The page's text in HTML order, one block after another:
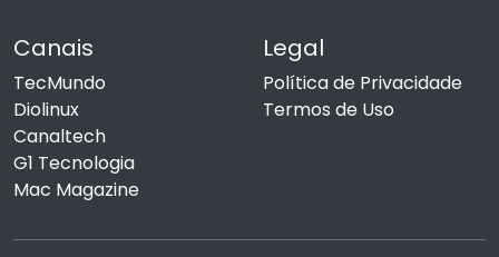
Canais
TecMundo
Diolinux
Canaltech
G1 Tecnologia
Mac Magazine
Legal
Política de Privacidade
Termos de Uso